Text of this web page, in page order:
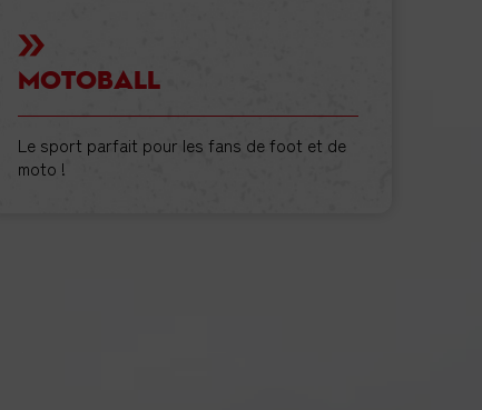
ENDURO
TROUVER UNE ÉCOLE
MOTOBALL
Le sport parfait pour les fans de foot et de
moto !